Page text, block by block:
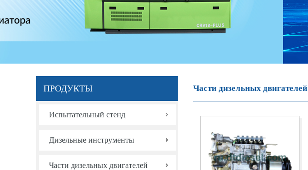
ПРОДУКТЫ
Испытательный стенд
Дизельные инструменты
Части дизельных двигателей
Части дизельных двигателей